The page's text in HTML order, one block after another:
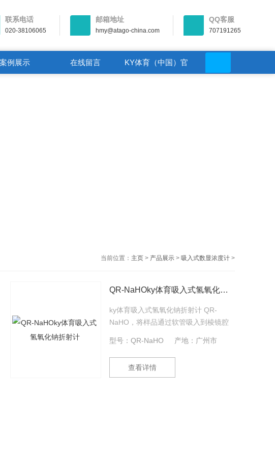
联系电话
020-38106065
邮箱地址
hmy@atago-china.com
QQ客服
707191265
案例展示 在线留言 KY体育（中国）官
当前位置： 主页> 产品展示> 吸入式数显浓度计>
QR-NaHOky体育吸入式氢氧化钠折射计
ky体育吸入式氢氧化钠折射计 QR-
NaHO，将样品通过软管吸入到棱镜腔
样品液，适合危险样品及挥发性样品的
测量。
型号：QR-NaHO 产地：广州市
查看详情